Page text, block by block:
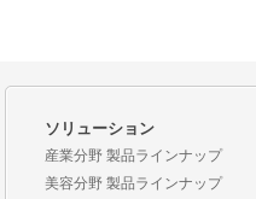
ソリューション
産業分野 製品ラインナップ
美容分野 製品ラインナップ